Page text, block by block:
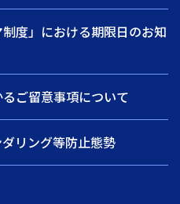
度」における期限日のお知
ご留意事項について
リング等防止態勢